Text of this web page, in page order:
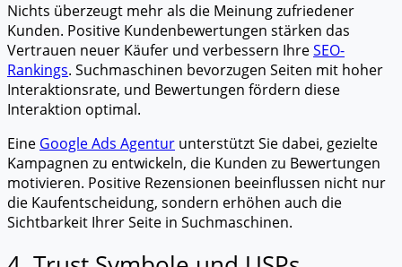
Nichts überzeugt mehr als die Meinung zufriedener
Kunden. Positive Kundenbewertungen stärken das
Vertrauen neuer Käufer und verbessern IhreSEO-
Rankings. Suchmaschinen bevorzugen Seiten mit hoher
Interaktionsrate, und Bewertungen fördern diese
Interaktion optimal.
Eine Google Ads Agentur unterstützt Sie dabei, gezielte
Kampagnen zu entwickeln, die Kunden zu Bewertungen
motivieren. Positive Rezensionen beeinflussen nicht nur
die Kaufentscheidung, sondern erhöhen auch die
Sichtbarkeit Ihrer Seite in Suchmaschinen.